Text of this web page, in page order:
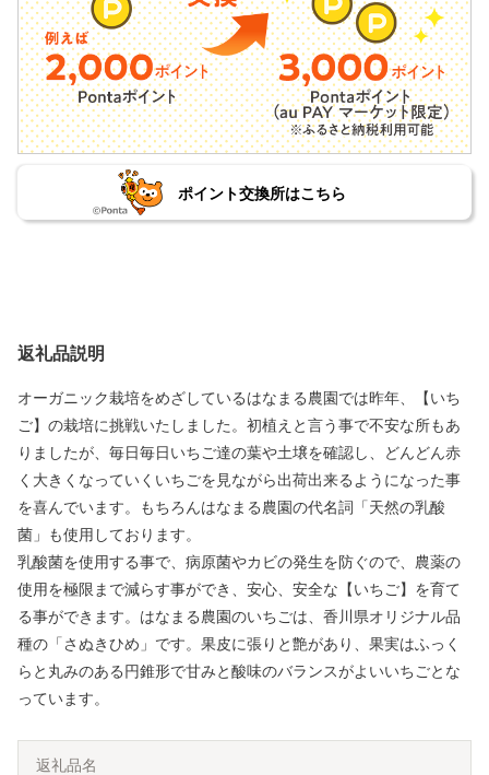
ポイント交換所はこちら
返礼品説明
オーガニック栽培をめざしているはなまる農園では昨年、【いち
ご】の栽培に挑戦いたしました。初植えと言う事で不安な所もあ
りましたが、毎日毎日いちご達の葉や土壌を確認し、どんどん赤
く大きくなっていくいちごを見ながら出荷出来るようになった事
を喜んでいます。もちろんはなまる農園の代名詞「天然の乳酸
菌」も使用しております。
乳酸菌を使用する事で、病原菌やカビの発生を防ぐので、農薬の
使用を極限まで減らす事ができ、安心、安全な【いちご】を育て
る事ができます。はなまる農園のいちごは、香川県オリジナル品
種の「さぬきひめ」です。果皮に張りと艶があり、果実はふっく
らと丸みのある円錐形で甘みと酸味のバランスがよいいちごとな
っています。
返礼品名